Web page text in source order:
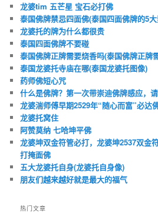
龙婆tim 五芒星 宝石必打佛
泰国佛牌禁忌四面佛(泰国四面佛牌的5
龙婆托的牌为什么都很贵
泰国四面佛牌不要碰
泰国佛牌正牌需要烧香吗(泰国佛牌正牌
泰国龙婆托寺庙在哪(泰国龙婆托图像)
药师佛短心咒
什么是佛牌？第一次带崇迪佛牌感应，
龙婆湍师傅早期2529年“随心而富”必达
龙婆托窝住
阿赞莫纳 七哈坤平佛
龙婆坤双金符管必打，龙婆坤2537双金
打掩面佛
五大龙婆托自身(龙婆托自身像)
朋友们越来越好就是最大的福气
热门文章